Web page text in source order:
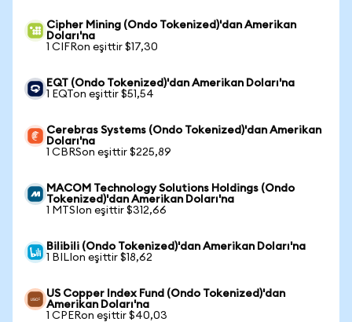
Cipher Mining (Ondo Tokenized)'dan Amerikan
Doları'na
1 CIFRon eşittir $17,30
EQT (Ondo Tokenized)'dan Amerikan Doları'na
1 EQTon eşittir $51,54
Cerebras Systems (Ondo Tokenized)'dan Amerikan
Doları'na
1 CBRSon eşittir $225,89
MACOM Technology Solutions Holdings (Ondo
Tokenized)'dan Amerikan Doları'na
1 MTSIon eşittir $312,66
Bilibili (Ondo Tokenized)'dan Amerikan Doları'na
1 BILIon eşittir $18,62
US Copper Index Fund (Ondo Tokenized)'dan
Amerikan Doları'na
1 CPERon eşittir $40,03